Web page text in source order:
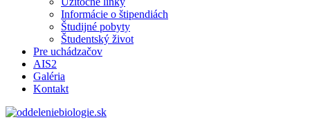
Informácie o štipendiách
Študijné pobyty
Študentský život
Pre uchádzačov
AIS2
Galéria
Kontakt